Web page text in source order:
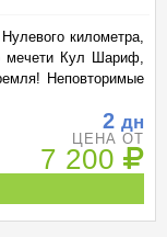
километра,
мечети Кул Шариф,
Неповторимые
2 дн
ЦЕНА ОТ
7 200